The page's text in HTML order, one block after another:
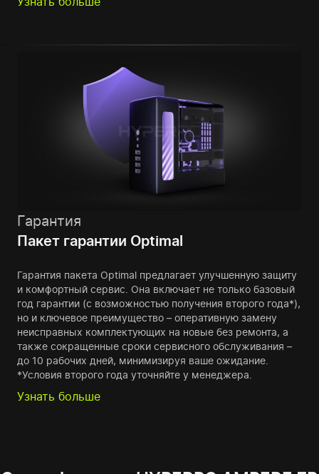
Гарантия
Пакет гарантии Optimal
Гарантия пакета Optimal предлагает улучшенную защиту
и комфортный сервис. Она включает не только базовый
год гарантии (с возможностью получения второго года*),
но и ключевое преимущество – оперативную замену
неисправных комплектующих на новые без ремонта, а
также сокращенные сроки сервисного обслуживания –
до 10 рабочих дней, минимизируя ваше ожидание.
*Условия второго года уточняйте у менеджера.
Узнать больше